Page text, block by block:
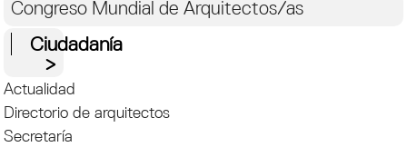
Congreso Mundial de Arquitectos/as
Ciudadanía
Actualidad
Directorio de arquitectos
Secretaría